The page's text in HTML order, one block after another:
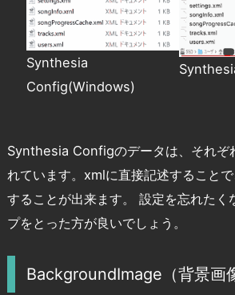
Synthesia
Config(Windows)
Synthesia Configのデータは、それぞ
れています。xmlに直接記述すること
することが出来ます。 設定を忘れたく
プをとった方が良いでしょう。
BackgroundImage（背景画